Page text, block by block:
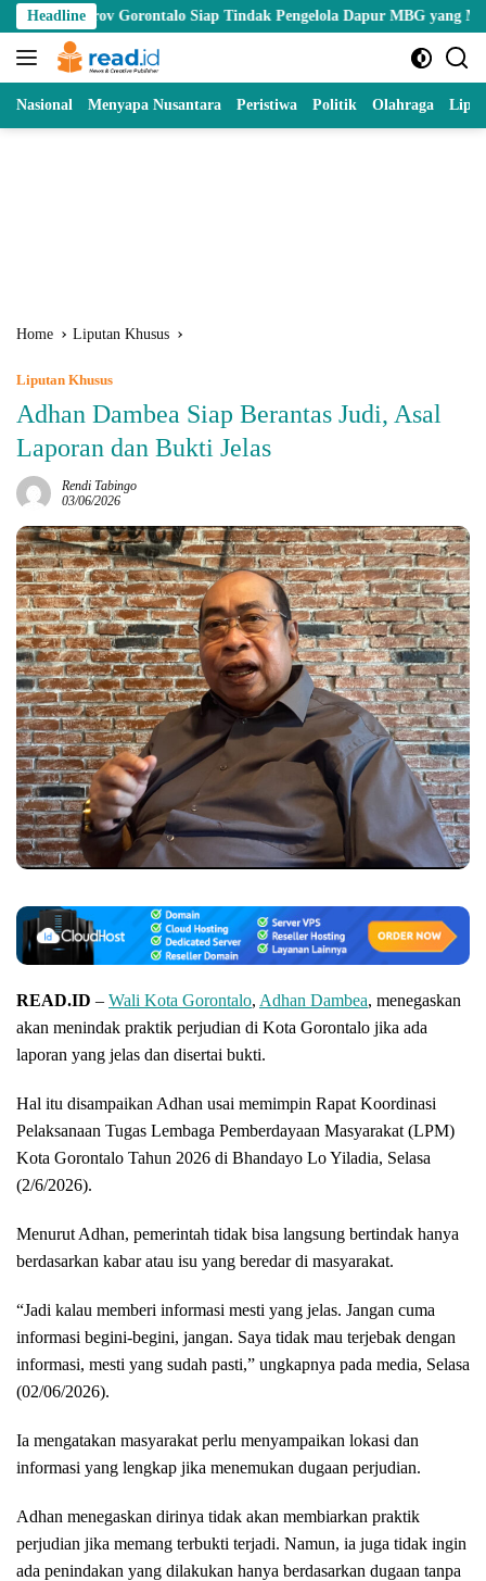
Skip
to
content
Headline
Gorontalo Siap Tindak Pengelola Dapur MBG yang Melanggar
Nasional Menyapa Nusantara Peristiwa Politik Olahraga
Home Liputan Khusus
Liputan Khusus
Adhan Dambea Siap Berantas Judi, Asal
Laporan dan Bukti Jelas
Rendi Tabingo
03/06/2026
READ.ID – Wali Kota Gorontalo, Adhan Dambea, menegaskan
akan menindak praktik perjudian di Kota Gorontalo jika ada
laporan yang jelas dan disertai bukti.
Hal itu disampaikan Adhan usai memimpin Rapat Koordinasi
Pelaksanaan Tugas Lembaga Pemberdayaan Masyarakat (LPM)
Kota Gorontalo Tahun 2026 di Bhandayo Lo Yiladia, Selasa
(2/6/2026).
Menurut Adhan, pemerintah tidak bisa langsung bertindak hanya
berdasarkan kabar atau isu yang beredar di masyarakat.
“Jadi kalau memberi informasi mesti yang jelas. Jangan cuma
informasi begini-begini, jangan. Saya tidak mau terjebak dengan
informasi, mesti yang sudah pasti,” ungkapnya pada media, Selasa
(02/06/2026).
Ia mengatakan masyarakat perlu menyampaikan lokasi dan
informasi yang lengkap jika menemukan dugaan perjudian.
Adhan menegaskan dirinya tidak akan membiarkan praktik
perjudian jika memang terbukti terjadi. Namun, ia juga tidak ingin
ada penindakan yang dilakukan hanya berdasarkan dugaan tanpa